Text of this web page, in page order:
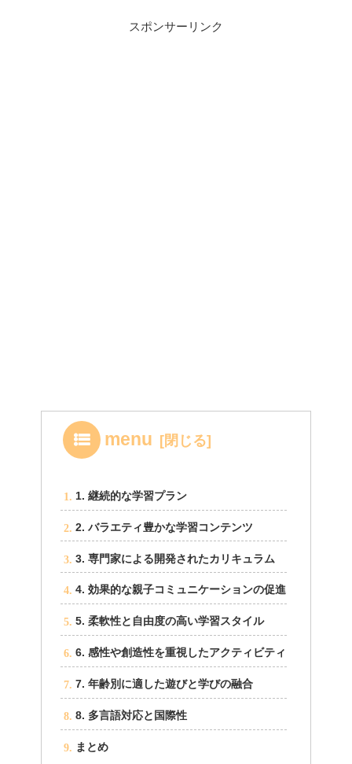
スポンサーリンク
menu
1. 継続的な学習プラン
2. バラエティ豊かな学習コンテンツ
3. 専門家による開発されたカリキュラム
4. 効果的な親子コミュニケーションの促進
5. 柔軟性と自由度の高い学習スタイル
6. 感性や創造性を重視したアクティビティ
7. 年齢別に適した遊びと学びの融合
8. 多言語対応と国際性
まとめ